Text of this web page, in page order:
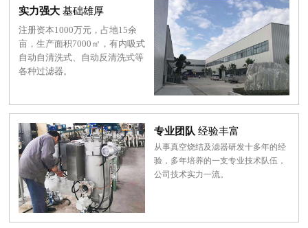
实力强大 基础雄厚
注册资本1000万元，占地15余
亩，生产面积7000㎡，有内吸式
自动自清洗式、自动反清洗式等
各种过滤器。
专业团队 经验丰富
从事真空烧结及滤器研发十多年的经
验，多年培养的一支专业技术队伍，
公司技术实力一流。